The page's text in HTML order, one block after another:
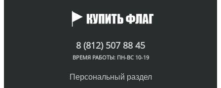
8 (812) 507 88 45
ВРЕМЯ РАБОТЫ: ПН-ВС 10-19
Персональный раздел